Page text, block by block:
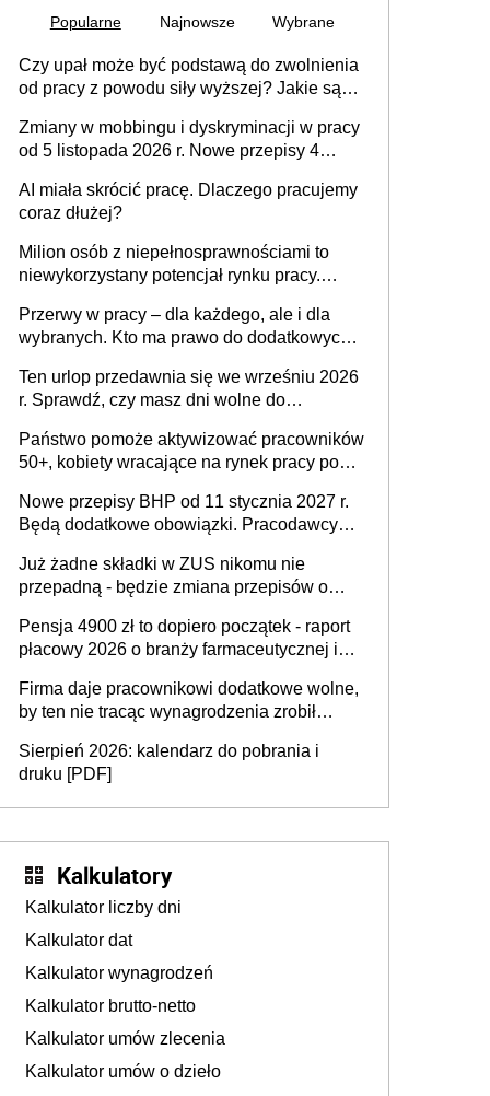
Popularne Najnowsze Wybrane
Czy upał może być podstawą do zwolnienia
od pracy z powodu siły wyższej? Jakie są
Zmiany w mobbingu i dyskryminacji w pracy
od 5 listopada 2026 r. Nowe przepisy 4
Ustaw
AI miała skrócić pracę. Dlaczego pracujemy
coraz dłużej?
Milion osób z niepełnosprawnościami to
niewykorzystany potencjał rynku pracy.
dofinansowań czy refundacji, ale bariery po
stronie systemu i świadomości
pracodawców [WYWIAD]
Przerwy w pracy – dla każdego, ale i dla
wybranych. Kto ma prawo do dodatkowych
Ten urlop przedawnia się we wrześniu 2026
r. Sprawdź, czy masz dni wolne do
Państwo pomoże aktywizować pracowników
50+, kobiety wracające na rynek pracy po
osoby neuroatypowe. Powstanie Fundusz
na rzecz Inkluzywności w Zatrudnianiu?
Nowe przepisy BHP od 11 stycznia 2027 r.
Będą dodatkowe obowiązki. Pracodawcy
Już żadne składki w ZUS nikomu nie
przepadną - będzie zmiana przepisów o
ubezpieczeniom społecznym
Pensja 4900 zł to dopiero początek - raport
płacowy 2026 o branży farmaceutycznej i
Firma daje pracownikowi dodatkowe wolne,
by ten nie tracąc wynagrodzenia zrobił
sprawdza
Sierpień 2026: kalendarz do pobrania i
druku [PDF]
Kalkulatory
Kalkulator liczby dni
Kalkulator dat
Kalkulator wynagrodzeń
Kalkulator brutto-netto
Kalkulator umów zlecenia
Kalkulator umów o dzieło